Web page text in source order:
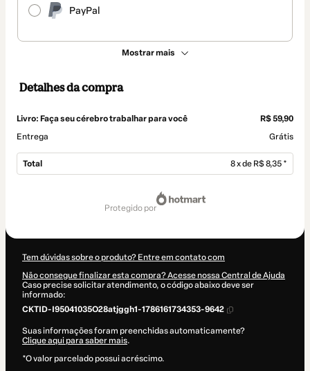
PayPal
Mostrar mais
Detalhes da compra
Livro: Faça seu cérebro trabalhar para você
R$ 59,90
Entrega
Grátis
Total 8 x de R$ 8,35 *
protegido por
Tem dúvidas sobre o produto? Entre em contato com
Não consegue finalizar esta compra? Acesse nossa Central de Ajuda
Caso precise solicitar atendimento, o código abaixo deve ser
informado:
CKTID-I95041035O28atjggh1-1786161734353-9642
Suas informações foram preenchidas automaticamente?
Clique aqui para saber mais.
*O valor parcelado possui acréscimo.